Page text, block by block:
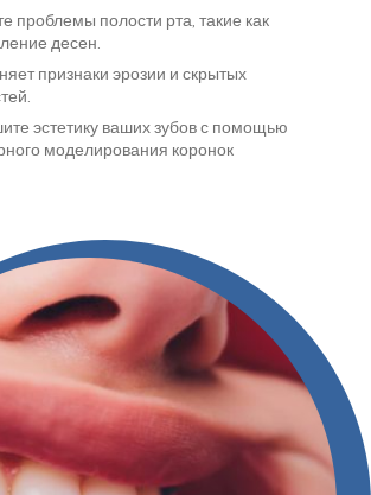
проблемы полости рта, такие как
десен.
признаки эрозии и скрытых
эстетику ваших зубов с помощью
моделирования коронок